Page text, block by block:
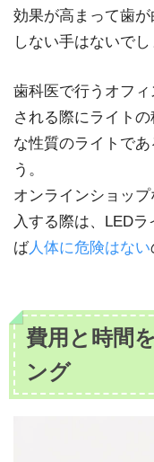
効果が高まって歯
しない手はないでし
歯科医で行うオフ
される際にライト
な性質のライトで
う。
オンラインショッ
入する際は、LED
ば人体に危険はない
費用と時間
ング